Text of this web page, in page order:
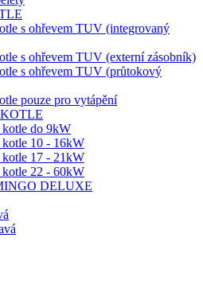
s ohřevem TUV (integrovaný
s ohřevem TUV (externí zásobník)
s ohřevem TUV (průtokový
pouze pro vytápění
do 9kW
10 - 16kW
17 - 21kW
22 - 60kW
DELUXE